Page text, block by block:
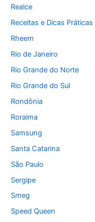
Realce
Receitas e Dicas Práticas
Rheem
Rio de Janeiro
Rio Grande do Norte
Rio Grande do Sul
Rondônia
Roraima
Samsung
Santa Catarina
São Paulo
Sergipe
Smeg
Speed Queen